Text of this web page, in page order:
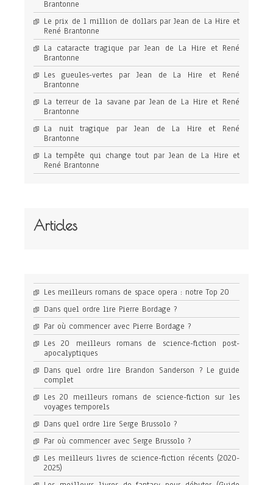
Brantonne
Le prix de 1 million de dollars par Jean de La Hire et
René Brantonne
La cataracte tragique par Jean de La Hire et René
Brantonne
Les gueules-vertes par Jean de La Hire et René
Brantonne
La terreur de la savane par Jean de La Hire et René
Brantonne
La nuit tragique par Jean de La Hire et René
Brantonne
La tempête qui change tout par Jean de La Hire et
René Brantonne
Articles
Les meilleurs romans de space opera : notre Top 20
Dans quel ordre lire Pierre Bordage ?
Par où commencer avec Pierre Bordage ?
Les 20 meilleurs romans de science-fiction post-
apocalyptiques
Dans quel ordre lire Brandon Sanderson ? Le guide
complet
Les 20 meilleurs romans de science-fiction sur les
voyages temporels
Dans quel ordre lire Serge Brussolo ?
Par où commencer avec Serge Brussolo ?
Les meilleurs livres de science-fiction récents (2020-
2025)